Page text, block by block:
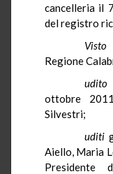
cancelleria il
del registro
Visto
Regione
udito
ottobre
Silvestri;
uditi
Aiello, Maria
Presidente